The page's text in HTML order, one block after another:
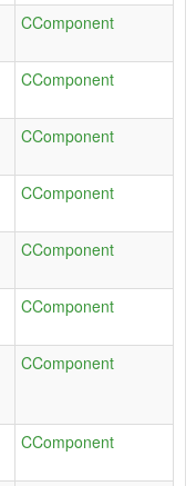
CComponent
CComponent
CComponent
CComponent
CComponent
CComponent
CComponent
CComponent